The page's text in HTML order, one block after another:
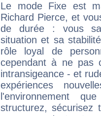
Le mode Fixe est
Richard Pierce, et
de durée : vous
situation et sa
rôle loyal de
cependant à ne pas
intransigeance - et
expériences
l'environnement
structurez, sécurisez